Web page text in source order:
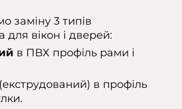
заміну 3 типів
для вікон і дверей:
в ПВХ профіль рами і
(екструдований) в профіль